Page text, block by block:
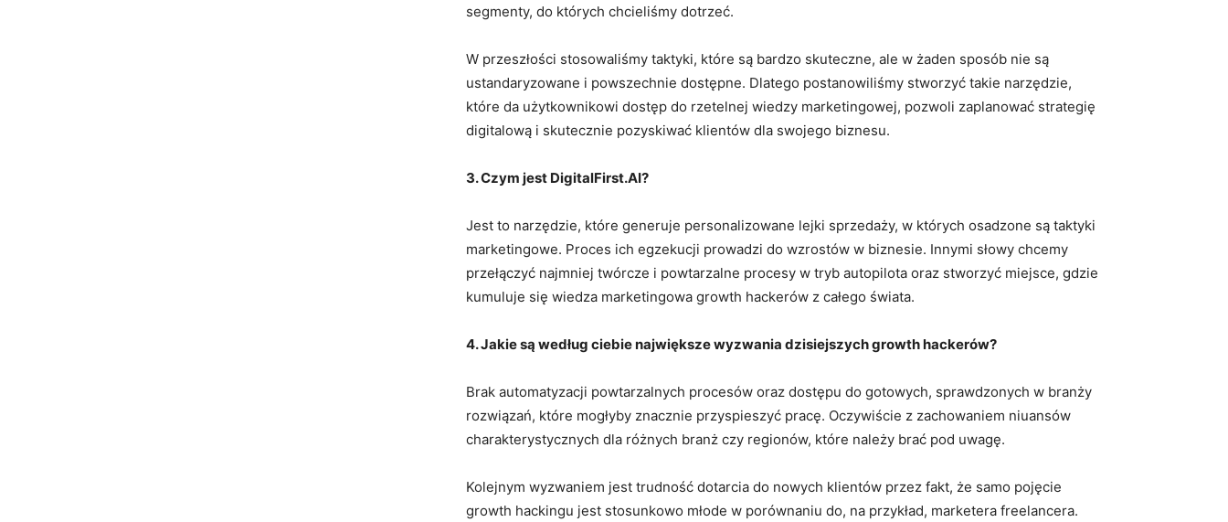
segmenty, do których chcieliśmy dotrzeć.
W przeszłości stosowaliśmy taktyki, które są bardzo skuteczne, ale w żaden sposób nie są
ustandaryzowane i powszechnie dostępne. Dlatego postanowiliśmy stworzyć takie narzędzie,
które da użytkownikowi dostęp do rzetelnej wiedzy marketingowej, pozwoli zaplanować strategię
digitalową i skutecznie pozyskiwać klientów dla swojego biznesu.
3. Czym jest DigitalFirst.AI?
Jest to narzędzie, które generuje personalizowane lejki sprzedaży, w których osadzone są taktyki
marketingowe. Proces ich egzekucji prowadzi do wzrostów w biznesie. Innymi słowy chcemy
przełączyć najmniej twórcze i powtarzalne procesy w tryb autopilota oraz stworzyć miejsce, gdzie
kumuluje się wiedza marketingowa growth hackerów z całego świata.
4. Jakie są według ciebie największe wyzwania dzisiejszych growth hackerów?
Brak automatyzacji powtarzalnych procesów oraz dostępu do gotowych, sprawdzonych w branży
rozwiązań, które mogłyby znacznie przyspieszyć pracę. Oczywiście z zachowaniem niuansów
charakterystycznych dla różnych branż czy regionów, które należy brać pod uwagę.
Kolejnym wyzwaniem jest trudność dotarcia do nowych klientów przez fakt, że samo pojęcie
growth hackingu jest stosunkowo młode w porównaniu do, na przykład, marketera freelancera.